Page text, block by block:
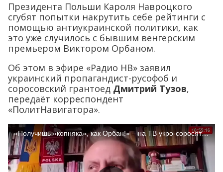
Президента Польши Кароля Навроцкого
сгубят попытки накрутить себе рейтинги с
помощью антиукраинской политики, как
это уже случилось с бывшим венгерским
премьером Виктором Орбаном.
Об этом в эфире «Радио НВ» заявил
украинский пропагандист-русофоб и
соросовский грантоед Дмитрий Тузов,
передаёт корреспондент
«ПолитНавигатора».